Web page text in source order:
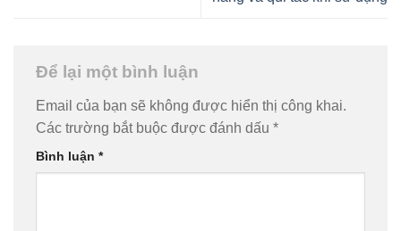
Để lại một bình luận
Email của bạn sẽ không được hiển thị công khai.
Các trường bắt buộc được đánh dấu *
Bình luận *